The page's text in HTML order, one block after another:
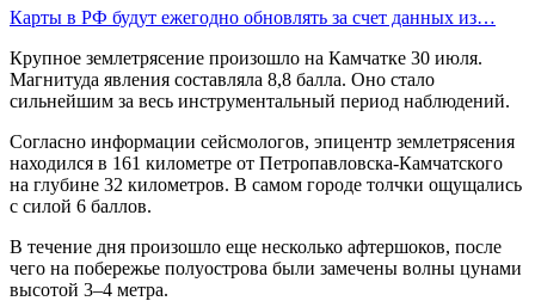
Карты в РФ будут ежегодно обновлять за счет данных из…
Крупное землетрясение произошло на Камчатке 30 июля.
Магнитуда явления составляла 8,8 балла. Оно стало
сильнейшим за весь инструментальный период наблюдений.
Согласно информации сейсмологов, эпицентр землетрясения
находился в 161 километре от Петропавловска-Камчатского
на глубине 32 километров. В самом городе толчки ощущались
с силой 6 баллов.
В течение дня произошло еще несколько афтершоков, после
чего на побережье полуострова были замечены волны цунами
высотой 3–4 метра.